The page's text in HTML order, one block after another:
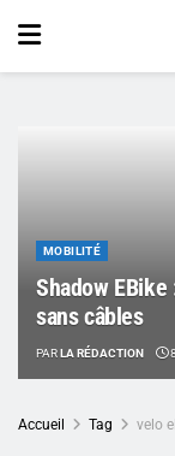
MOBILITÉ
Shadow
sans câbles
PARLA RÉDACTION
Accueil Tag velo